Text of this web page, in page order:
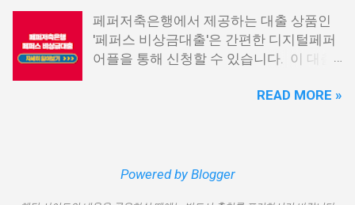
해야 할 수도 있습니다. 그러나 통신사 대
출을 고민해보셨다면, 무직자에게는 매우
기쁜 소식일 것입니다. 통신사 대출은 휴대
통신 사용량을 토대로 신용 등급을 부여하
다. 통신사 대출 및 통신 등급 대출이 가능
한 모바일 간편 대출 상품에 대한 안내를
7. 국민행복기금 소액대출 8. 웰컴저축은
행 웰컴희망대출 9. 미래크레디트대부 10.
신용불량자 자동차담보대출 11. 결론 1. 소
생계비대출은 2023년 3월부터 시작된 정
니다. 단, 한정된 예산으로 가장 취약한 계
페퍼저축은행에서 제공하는 대출 상품인
'페퍼스 비상금대출'은 간편한 디지털페퍼
어플을 통해 신청할 수 있습니다. 이 대출
출 한도를 제공하며, 프리랜서 분들과 같이
출 상품은 최대 500만원까지 대출 가능하
READ MORE »
Powered by Blogger